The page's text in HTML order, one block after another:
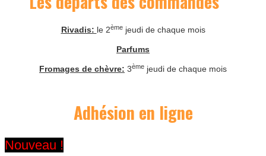
Rivadis: le 2èmejeudi de chaque mois
Parfums
Fromages de chèvre: 3ème jeudi de chaque mois
Adhésion en ligne
Nouveau !